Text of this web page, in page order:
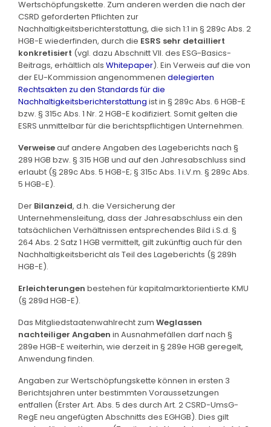
Wertschöpfungskette. Zum anderen werden die nach der
CSRD geforderten Pflichten zur
Nachhaltigkeitsberichterstattung, die sich 1:1 in § 289c Abs. 2
HGB-E wiederfinden, durch die ESRS sehr detailliert
konkretisiert (vgl. dazu Abschnitt VII. des ESG-Basics-
Beitrags, erhältlich als Whitepaper). Ein Verweis auf die von
der EU-Kommission angenommenen delegierten
Rechtsakten zu den Standards für die
Nachhaltigkeitsberichterstattung ist in § 289c Abs. 6 HGB-E
bzw. § 315c Abs. 1 Nr. 2 HGB-E kodifiziert. Somit gelten die
ESRS unmittelbar für die berichtspflichtigen Unternehmen.
Verweiseauf andere Angaben des Lageberichts nach §
289 HGB bzw. § 315 HGB und auf den Jahresabschluss sind
erlaubt (§ 289c Abs. 5 HGB-E; § 315c Abs. 1 i.V.m. § 289c Abs.
5 HGB-E).
Der Bilanzeid, d.h. die Versicherung der
Unternehmensleitung, dass der Jahresabschluss ein den
tatsächlichen Verhältnissen entsprechendes Bild i.S.d. §
264 Abs. 2 Satz 1 HGB vermittelt, gilt zukünftig auch für den
Nachhaltigkeitsbericht als Teil des Lageberichts (§ 289h
HGB-E).
Erleichterungen bestehen für kapitalmarktorientierte KMU
(§ 289d HGB-E).
Das Mitgliedstaatenwahlrecht zum Weglassen
nachteiliger Angaben in Ausnahmefällen darf nach §
289e HGB-E weiterhin, wie derzeit in § 289e HGB geregelt,
Anwendung finden.
Angaben zur Wertschöpfungskette können in ersten 3
Berichtsjahren unter bestimmten Voraussetzungen
entfallen (Erster Art. Abs. 5 des durch Art. 2 CSRD-UmsG-
RegE neu angefügten Abschnitts des EGHGB). Dies gilt